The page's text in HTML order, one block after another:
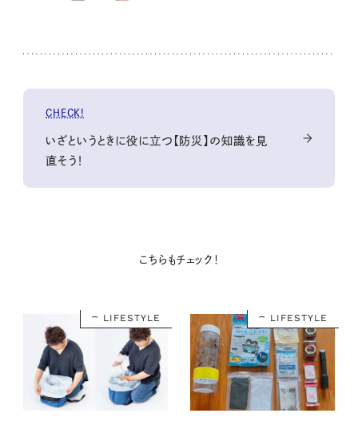
CHECK!
いざというときに役に立つ【防災】の知識を見
直そう！
こちらもチェック！
LIFESTYLE LIFESTYLE